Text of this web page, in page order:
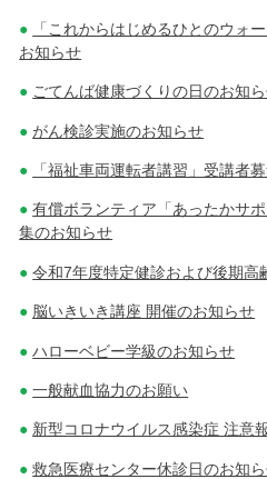
「これからはじめるひとのウォ
お知らせ
ごてんば健康づくりの日のお知
がん検診実施のお知らせ
「福祉車両運転者講習」受講者
有償ボランティア「あったかサ
集のお知らせ
令和7年度特定健診および後期高
脳いきいき講座 開催のお知らせ
ハローベビー学級のお知らせ
一般献血協力のお願い
新型コロナウイルス感染症 注意
救急医療センター休診日のお知